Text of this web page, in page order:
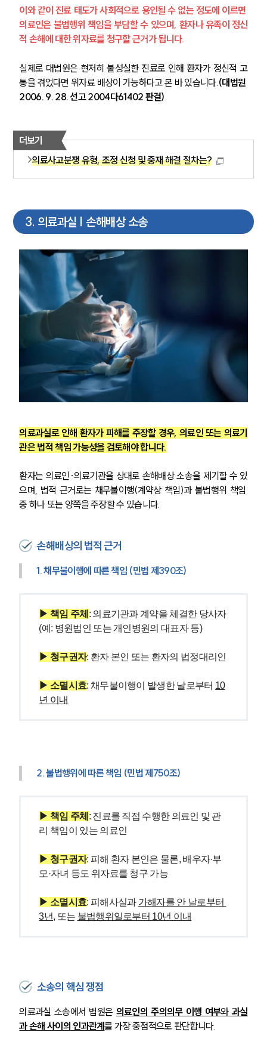
기업 의뢰인
오시는 길
통합검색
AI대륜
업무사례
사례분석/최신동향
법률정보
법률지식인
전체
이와 같이 진료 태도가 사회적으로 용인될 수 없는 정도에 이르면
의료인은 불법행위 책임을 부담할 수 있으며, 환자나 유족이 정신
적 손해에 대한 위자료를 청구할 근거가 됩니다.
실제로 대법원은 현저히 불성실한 진료로 인해 환자가 정신적 고
통을 겪었다면 위자료 배상이 가능하다고 본 바 있습니다. (대법원
2006. 9. 28. 선고 2004다61402 판결)
더보기
의료사고분쟁 유형, 조정 신청 및 중재 해결 절차는?
3. 의료과실 | 손해배상 소송
의료과실로 인해 환자가 피해를 주장할 경우, 의료인 또는 의료기
관은 법적 책임 가능성을 검토해야 합니다.
환자는 의료인·의료기관을 상대로 손해배상 소송을 제기할 수 있
으며, 법적 근거로는 채무불이행(계약상 책임)과 불법행위 책임
중 하나 또는 양쪽을 주장할 수 있습니다.
손해배상의 법적 근거
1. 채무불이행에 따른 책임 (민법 제390조)
▶ 책임 주체 : 의료기관과 계약을 체결한 당사자
(예: 병원법인 또는 개인병원의 대표자 등)
▶ 청구권자: 환자 본인 또는 환자의 법정대리인
▶ 소멸시효: 채무불이행이 발생한 날로부터 10
년 이내
2. 불법행위에 따른 책임 (민법 제750조)
▶ 책임 주체 : 진료를 직접 수행한 의료인 및 관
리 책임이 있는 의료인
▶ 청구권자: 피해 환자 본인은 물론, 배우자·부
모·자녀 등도 위자료를 청구 가능
▶ 소멸시효: 피해사실과 가해자를 안 날로부터
3년, 또는 불법행위일로부터 10년 이내
소송의 핵심 쟁점
의료과실 소송에서 법원은 의료인의 주의의무 이행 여부와 과실
과 손해 사이의 인과관계를 가장 중점적으로 판단합니다.